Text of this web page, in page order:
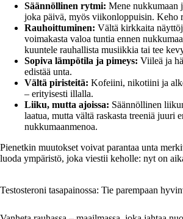
Säännöllinen rytmi: Mene nukkumaan
joka päivä, myös viikonloppuisin. Keho
Rauhoittuminen: Vältä kirkkaita
voimakasta valoa tuntia ennen
kuuntele rauhallista musiikkia tai tee
Sopiva lämpötila ja pimeys: Viileä ja
edistää unta.
Vältä piristeitä: Kofeiini, nikotiini ja
– erityisesti illalla.
Liiku, mutta ajoissa: Säännöllinen
laatua, mutta vältä raskasta treeniä juuri
nukkumaanmenoa.
Pienetkin muutokset voivat parantaa unta
luoda ympäristö, joka viestii keholle: nyt on
Testosteroni tasapainossa: Tie parempaan